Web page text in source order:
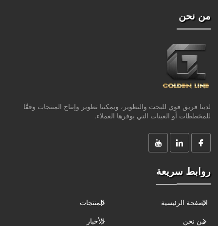
من نحن
لدينا فريق قوي للبحث والتطوير، ويمكننا تطوير وإنتاج المنتجات وفقًا
للمخططات أو العينات التي يوفرها العملاء.
روابط سريعة
الصفحة الرئيسية المنتجات
من نحن الأخبار